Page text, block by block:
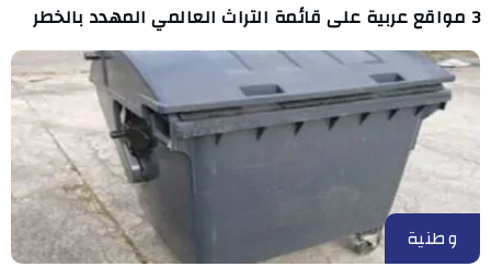
3 مواقع عربية على قائمة التراث العالمي المهدد بالخطر
وطنية